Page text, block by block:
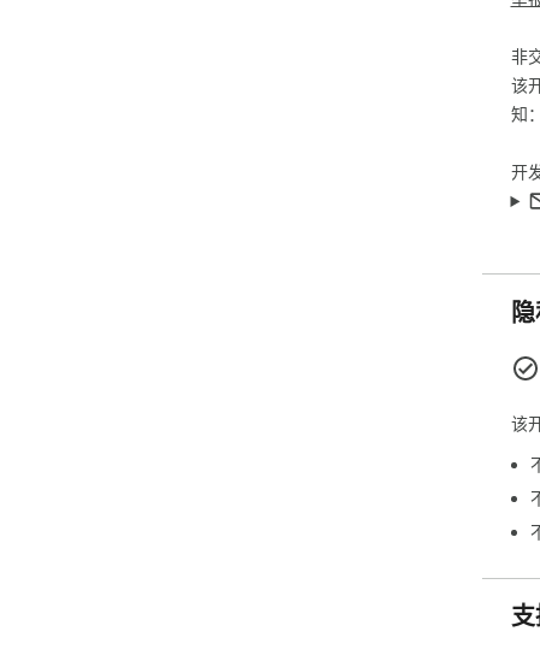
开
非
该
知
该